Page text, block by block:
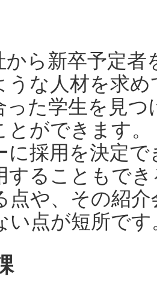
から新卒予定
うな人材を求
った学生を見
ができます。
に採用を決定
することもで
点や、その紹
い点が短所です